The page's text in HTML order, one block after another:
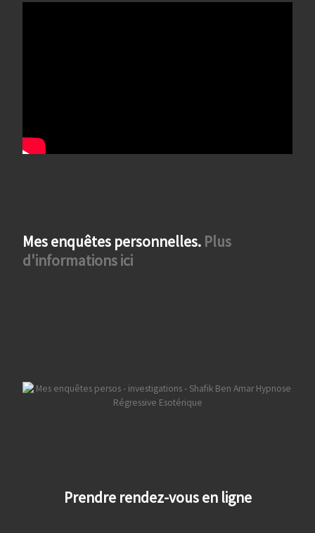
Mes enquêtes personnelles. Plus
d'informations ici
Prendre rendez-vous en ligne